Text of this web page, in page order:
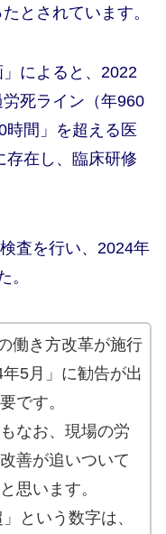
とされています。
によると、2022
死ライン（年960
時間」を超える医
存在し、臨床研修
査を行い、2024年
。
働き方改革が施行
5月」に勧告が出
です。
なお、現場の労
善が追いついて
思います。
という数字は、